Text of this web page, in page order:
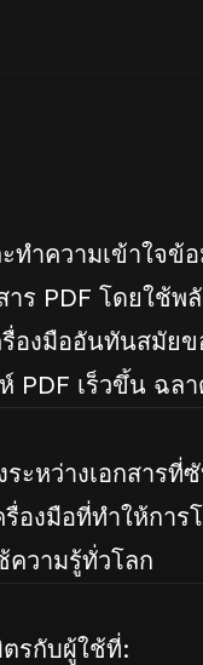
ทำความเข้าใจข้
าร PDF โดยใช้
องมืออันทันสมัยข
PDF เร็วขึ้น ฉ
ระหว่างเอกสาร
องมือที่ทำให้การ
ความรู้ทั่วโลก
รกับผู้ใช้ที่: